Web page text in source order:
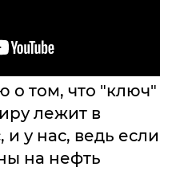
о том, что "ключ"
лежит в
у нас, ведь если
на нефть